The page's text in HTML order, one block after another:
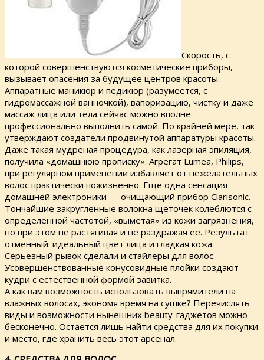
Скорость, с
которой совершенствуются косметические приборы,
вызывает опасения за будущее центров красоты.
Аппаратные маникюр и педикюр (разумеется, с
гидромассажной ванночкой), вапоризацию, чистку и даже
массаж лица или тела сейчас можно вполне
профессионально выполнить самой. По крайней мере, так
утверждают создатели продвинутой аппаратуры красоты.
Даже такая мудреная процедура, как лазерная эпиляция,
получила «домашнюю прописку». Агрегат Lumea, Philips,
при регулярном применении избавляет от нежелательных
волос практически пожизненно. Еще одна сенсация
домашней электроники — очищающий прибор Clarisonic.
Тончайшие закругленные волокна щеточек колеблются с
определенной частотой, «выметая» из кожи загрязнения,
но при этом не растягивая и не раздражая ее. Результат
отменный: идеальный цвет лица и гладкая кожа.
Серьезный рывок сделали и стайлеры для волос.
Усовершенствованные конусовидные плойки создают
кудри с естественной формой завитка.
А как вам возможность использовать выпрямители на
влажных волосах, экономя время на сушке? Перечислять
виды и возможности нынешних beauty-гаджетов можно
бесконечно. Остается лишь найти средства для их покупки
и место, где хранить весь этот арсенал.